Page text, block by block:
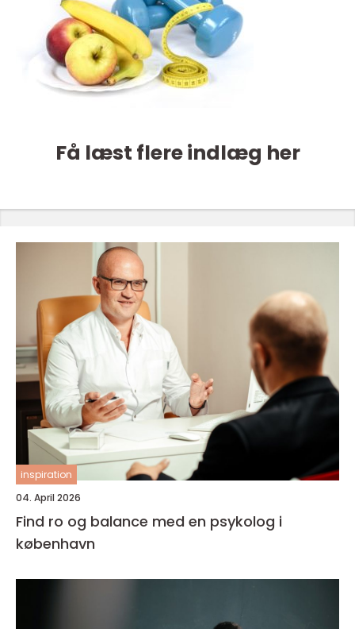
Få læst flere indlæg her
inspiration
04. April 2026
Find ro og balance med en psykolog i
københavn